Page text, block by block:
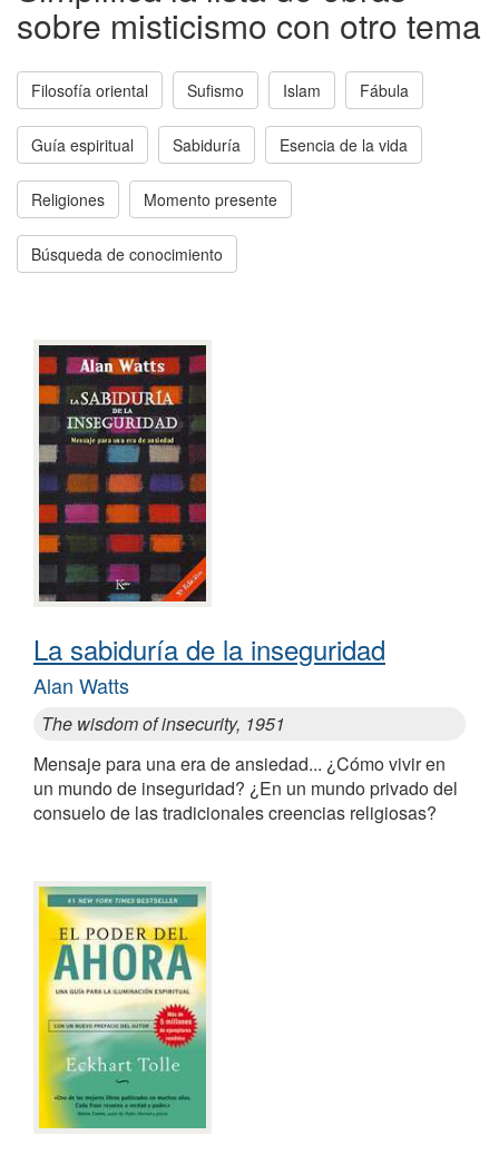
sobre misticismo con otro tema
Filosofía oriental Sufismo Islam Fábula
Guía espiritual Sabiduría Esencia de la vida
Religiones Momento presente
Búsqueda de conocimiento
La sabiduría de la inseguridad
Alan Watts
The wisdom of insecurity, 1951
Mensaje para una era de ansiedad... ¿Cómo vivir en
un mundo de inseguridad? ¿En un mundo privado del
consuelo de las tradicionales creencias religiosas?